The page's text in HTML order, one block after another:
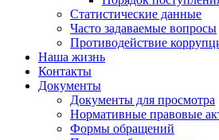
Статистические данные
Часто задаваемые вопросы
Противодействие
Наша жизнь
Контакты
Документы
Документы для просмотра
Нормативные правовые
Формы обращений